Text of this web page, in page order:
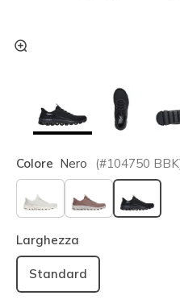
Colore Nero (#104750 BBK
Larghezza
Standard